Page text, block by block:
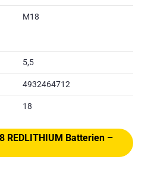
M18
5,5
4932464712
18
REDLITHIUM Batterien –